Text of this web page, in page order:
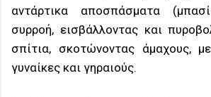
αντάρτικα αποσπάσματα
συρροή, εισβάλλοντας και
σπίτια, σκοτώνοντας άμαχους,
γυναίκες και γηραιούς.